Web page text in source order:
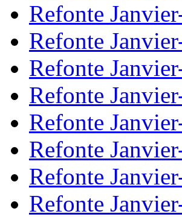
Refonte
Refonte
Refonte
Refonte
Refonte
Refonte
Refonte
Refonte